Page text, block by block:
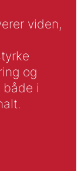
viden,
og
i